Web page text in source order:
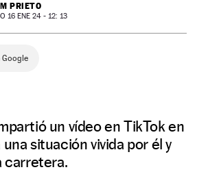
PRIETO
16 ENE 24 - 12: 13
Google
un vídeo en TikTok en
situación vivida por él y
carretera.